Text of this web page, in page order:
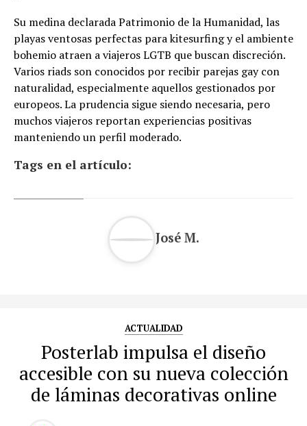
Su medina declarada Patrimonio de la Humanidad, las
playas ventosas perfectas para kitesurfing y el ambiente
bohemio atraen a viajeros LGTB que buscan discreción.
Varios riads son conocidos por recibir parejas gay con
naturalidad, especialmente aquellos gestionados por
europeos. La prudencia sigue siendo necesaria, pero
muchos viajeros reportan experiencias positivas
manteniendo un perfil moderado.
Tags en el artículo:
José M.
ACTUALIDAD
Posterlab impulsa el diseño
accesible con su nueva colección
de láminas decorativas online